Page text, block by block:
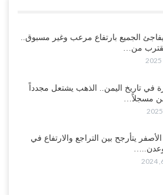
الجميع بارتفاع مرعب وغير مسبوق..
يقترب من…
في تاريخ اليمن.. الذهب يشتعل مجدداً
مسجلاً…
الأصفر يتأرجح بين التراجع والارتفاع في